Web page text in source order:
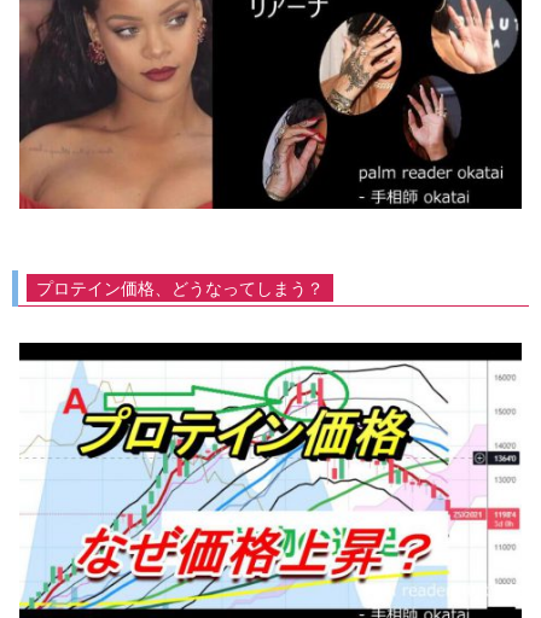
プロテイン価格、どうなってしまう？